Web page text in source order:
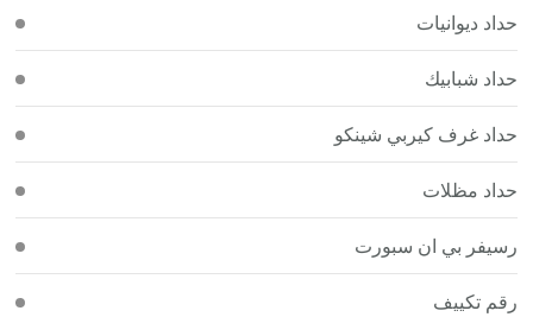
حداد ديوانيات
حداد شبابيك
حداد غرف كيربي شينكو
حداد مظلات
رسيفر بي ان سبورت
رقم تكييف